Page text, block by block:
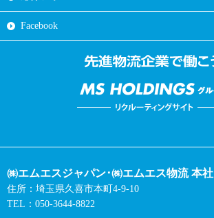
Facebook
㈱エムエスジャパン･㈱エムエス物流 本社
住所：埼玉県久喜市本町4-9-10
TEL：050-3644-8822